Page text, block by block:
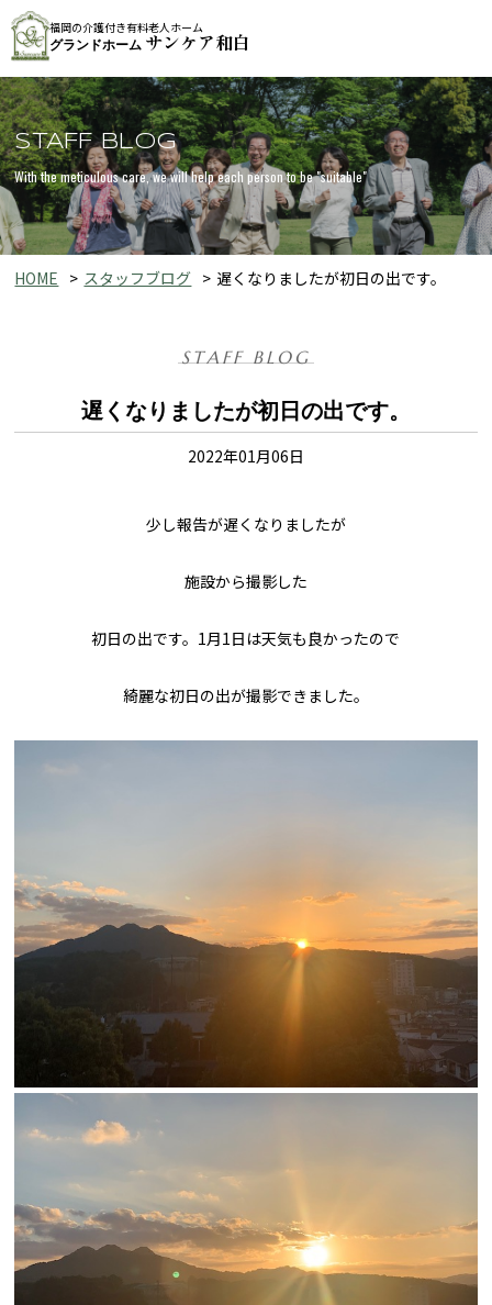
福岡の介護付き有料老人ホーム
グランドホーム サンケア和白
STAFF BLOG
With the meticulous care, we will help each person to be "suitable"
HOME スタッフブログ 遅くなりましたが初日の出です。
STAFF BLOG
遅くなりましたが初日の出です。
2022年01月06日
少し報告が遅くなりましたが
施設から撮影した
初日の出です。1月1日は天気も良かったので
綺麗な初日の出が撮影できました。